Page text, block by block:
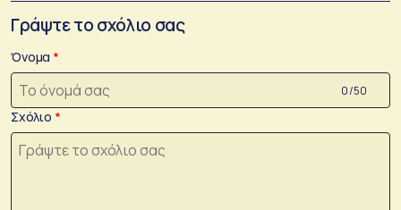
Γράψτε το σχόλιο σας
Όνομα
0 /50
Σχόλιο